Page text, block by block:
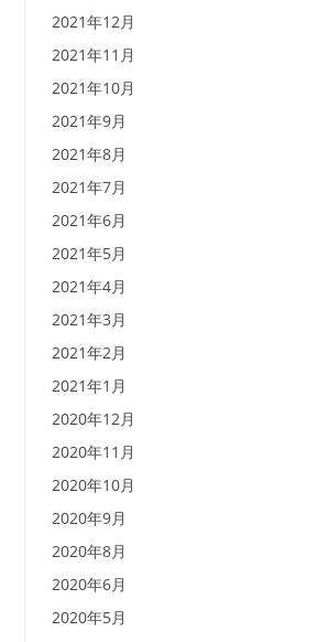
2021年12月
2021年11月
2021年10月
2021年9月
2021年8月
2021年7月
2021年6月
2021年5月
2021年4月
2021年3月
2021年2月
2021年1月
2020年12月
2020年11月
2020年10月
2020年9月
2020年8月
2020年6月
2020年5月